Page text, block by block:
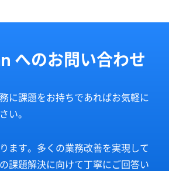
へのお問い合わせ
に課題をお持ちであればお気軽に
い。
ます。多くの業務改善を実現して
課題解決に向けて丁寧にご回答い